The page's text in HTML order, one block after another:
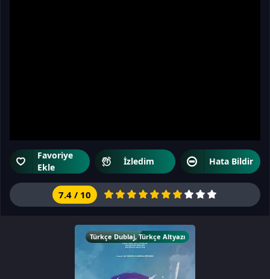
Favoriye
Ekle
İzledim Hata Bildir
7.4 / 10
Türkçe Dublaj,Türkçe Altyazı